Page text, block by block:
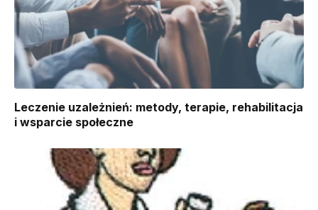
Leczenie uzależnień: metody, terapie, rehabilitacja
i wsparcie społeczne